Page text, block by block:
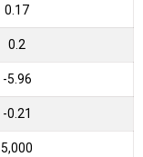
0.17
0.2
-5.96
-0.21
5,000